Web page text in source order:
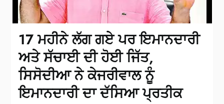
17 ਮਹੀਨੇ ਲੱਗ ਗਏ ਪਰ ਇਮਾਨਦਾਰੀ
ਅਤੇ ਸੱਚਾਈ ਦੀ ਹੋਈ ਜਿੱਤ,
ਸਿਸੋਦੀਆ ਨੇ ਕੇਜਰੀਵਾਲ ਨੂੰ
ਇਮਾਨਦਾਰੀ ਦਾ ਦੱਸਿਆ ਪ੍ਰਤੀਕ